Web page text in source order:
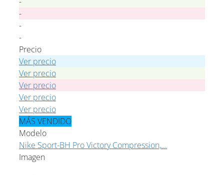
-
-
-
Precio
Ver precio
Ver precio
Ver precio
Ver precio
Ver precio
MÁS VENDIDO
Modelo
Nike Sport-BH Pro Victory Compression,...
Imagen